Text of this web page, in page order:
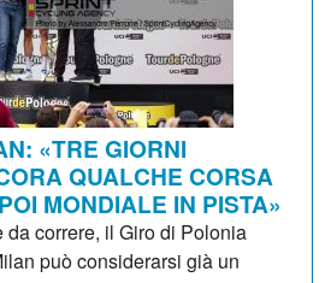
«TRE GIORNI
QUALCHE CORSA
MONDIALE IN PISTA»
da correre, il Giro di Polonia
può considerarsi già un